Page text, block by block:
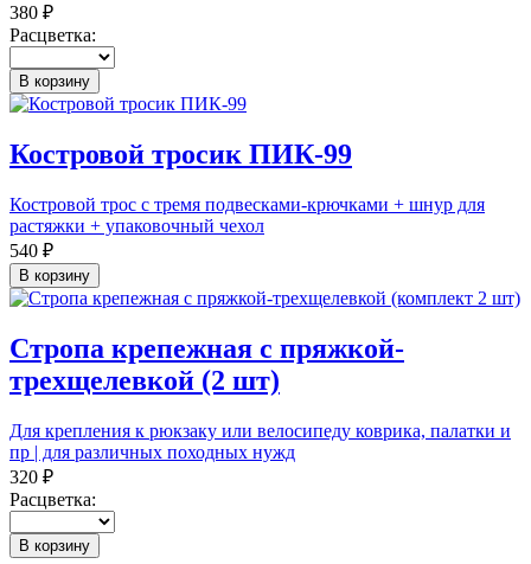
380 ₽
Расцветка:
В корзину
Костровой тросик ПИК-99
Костровой трос с тремя подвесками-крючками + шнур для
растяжки + упаковочный чехол
540 ₽
В корзину
Стропа крепежная с пряжкой-
трехщелевкой (2 шт)
Для крепления к рюкзаку или велосипеду коврика, палатки и
пр | для различных походных нужд
320 ₽
Расцветка:
В корзину